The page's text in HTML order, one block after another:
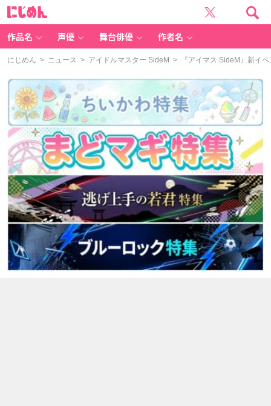
作品名 声優 舞台俳優 作者名
にじめん > ニュース > アイドルマスター SideM > 『アイマス SideM』新イ